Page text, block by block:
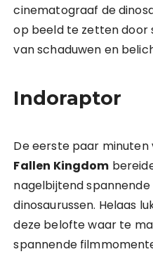
cinematograaf de
op beeld te zetten door
van schaduwen en
Indoraptor
De eerste paar minuten
Fallen Kingdom
nagelbijtend
dinosaurussen. Helaas
deze belofte waar te
spannende